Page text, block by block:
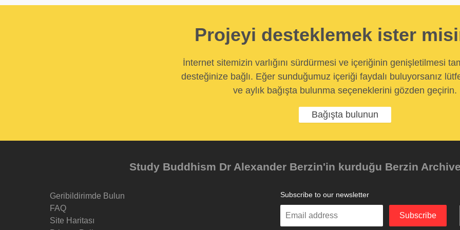
Projeyi desteklemek ister
İnternet sitemizin varlığını sürdürmesi ve içeriğinin genişletilmesi
desteğinize bağlı. Eğer sunduğumuz içeriği faydalı buluyorsanız
ve aylık bağışta bulunma seçeneklerini gözden geçirin.
Bağışta bulunun
Study Buddhism Dr Alexander Berzin'in kurduğu Berzin
Geribildirimde Bulun
FAQ
Site Haritası
Subscribe to our newsletter
Enter
Subscribe